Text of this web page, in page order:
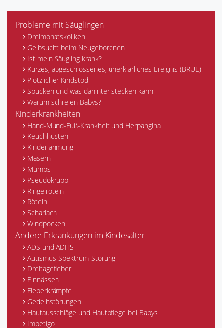
Probleme mit Säuglingen
Dreimonatskoliken
Gelbsucht beim Neugeborenen
Ist mein Säugling krank?
Kurzes, abgeschlossenes, unerklärliches Ereignis (BRUE)
Plötzlicher Kindstod
Spucken und was dahinter stecken kann
Warum schreien Babys?
Kinderkrankheiten
Hand-Mund-Fuß-Krankheit und Herpangina
Keuchhusten
Kinderlähmung
Masern
Mumps
Pseudokrupp
Ringelröteln
Röteln
Scharlach
Windpocken
Andere Erkrankungen im Kindesalter
ADS und ADHS
Autismus-Spektrum-Störung
Dreitagefieber
Einnässen
Fieberkrämpfe
Gedeihstörungen
Hautausschläge und Hautpflege bei Babys
Impetigo